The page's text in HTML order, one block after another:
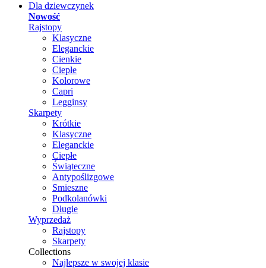
Dla dziewczynek
Nowość
Rajstopy
Klasyczne
Eleganckie
Cienkie
Ciepłe
Kolorowe
Capri
Legginsy
Skarpety
Krótkie
Klasyczne
Eleganckie
Ciepłe
Świąteczne
Antypoślizgowe
Smieszne
Podkolanówki
Długie
Wyprzedaż
Rajstopy
Skarpety
Collections
Najlepsze w swojej klasie